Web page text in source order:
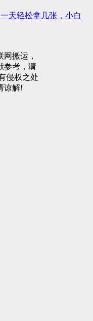
天轻松拿几张，小白
搬运，
参考，请
侵权之处
谅解!